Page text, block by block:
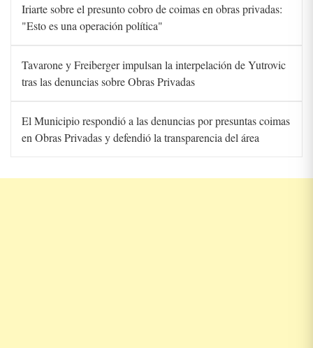
Iriarte sobre el presunto cobro de coimas en obras privadas:
"Esto es una operación política"
Tavarone y Freiberger impulsan la interpelación de Yutrovic
tras las denuncias sobre Obras Privadas
El Municipio respondió a las denuncias por presuntas coimas
en Obras Privadas y defendió la transparencia del área